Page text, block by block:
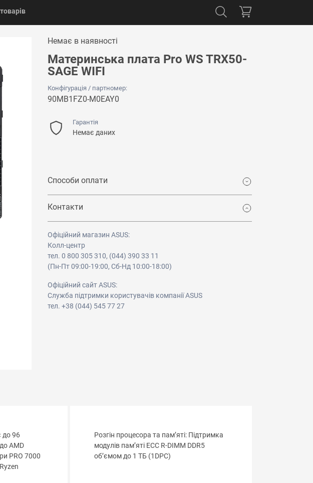
Немає в наявності
Материнська плата Pro WS TRX50-
SAGE WIFI
Конфігурація / партномер:
90MB1FZ0-M0EAY0
Гарантія
Немає даних
Способи оплати
Контакти
Офіційний магазин ASUS:
Колл-центр
тел. 0 800 305 310, (044) 390 33 11
(Пн-Пт 09:00-19:00, Сб-Нд 10:00-18:00)
Офіційний сайт ASUS:
Служба підтримки користувачів компанії ASUS
тел. +38 (044) 545 77 27
до 96
AMD
PRO 7000
Розгін процесора та пам’яті: Підтримка
модулів пам’яті ECC R-DIMM DDR5
об’ємом до 1 ТБ (1DPC)